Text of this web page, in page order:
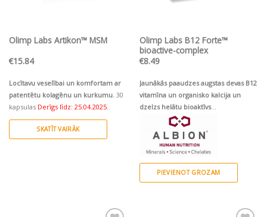
Olimp Labs Artikon™ MSM
€15.84
Locītavu veselībai un komfortam ar
patentētu kolagēnu un kurkumu.
kapsulas Derīgs līdz: 25.04.2025.
SKATĪT VAIRĀK
Olimp Labs B12 Forte™
bioactive-complex
€8.49
Jaunākās paaudzes augstas devas B12
vitamīna un organisko kalcijaun
dzelzs helātu bioaktīvs
kompleksskombinācijā ar folskābi,
, E vitamīniem.
PIEVIENOT GROZAM